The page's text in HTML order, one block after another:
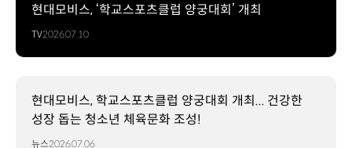
현대모비스, ‘학교스포츠클럽 양궁대회’ 개최
TV2026.07.10
현대모비스, 학교스포츠클럽 양궁대회 개최... 건강한
성장 돕는 청소년 체육문화 조성!
뉴스2026.07.06